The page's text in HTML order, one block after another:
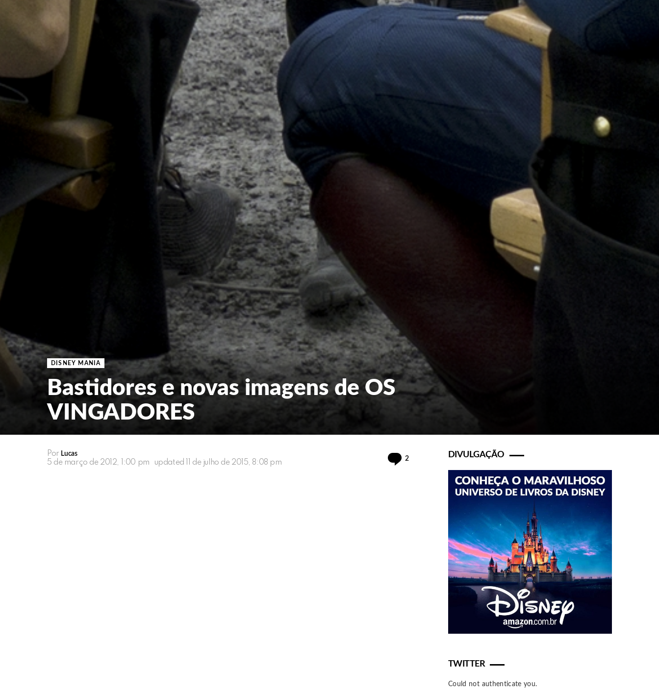
DISNEY MANIA
Bastidores e novas imagens de OS
VINGADORES
Por Lucas
5 de março de 2012, 1:00 pm updated 11 de julho de 2015, 8:08 pm
2 DIVULGAÇÃO
TWITTER
Could not authenticate you.